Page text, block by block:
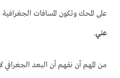
على المحك وتكون المسافات
عني.
من المهم أن نفهم أن البعد